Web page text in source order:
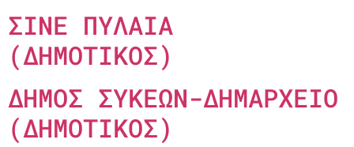
ΣΙΝΕ ΠΥΛΑΙΑ
(ΔΗΜΟΤΙΚΟΣ)
ΔΗΜΟΣ ΣΥΚΕΩΝ-ΔΗΜΑΡΧΕΙΟ
(ΔΗΜΟΤΙΚΟΣ)